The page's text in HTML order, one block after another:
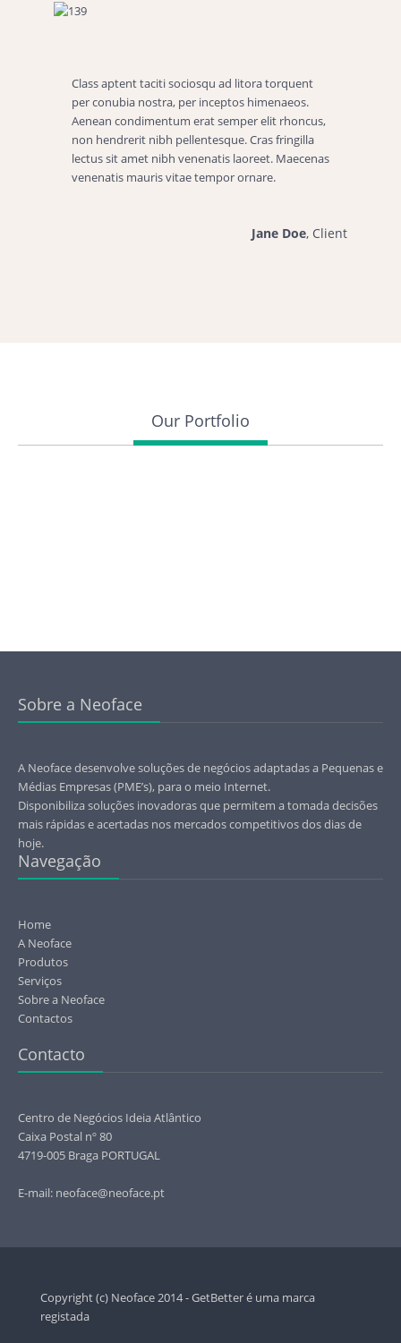
Class aptent taciti sociosqu ad litora torquent
per conubia nostra, per inceptos himenaeos.
Aenean condimentum erat semper elit rhoncus,
non hendrerit nibh pellentesque. Cras fringilla
lectus sit amet nibh venenatis laoreet. Maecenas
venenatis mauris vitae tempor ornare.
Jane Doe, Client
Our Portfolio
Sobre a Neoface
A Neoface desenvolve soluções de negócios adaptadas a Pequenas e
Médias Empresas (PME’s), para o meio Internet.
Disponibiliza soluções inovadoras que permitem a tomada decisões
mais rápidas e acertadas nos mercados competitivos dos dias de
hoje.
Navegação
Home
A Neoface
Produtos
Serviços
Sobre a Neoface
Contactos
Contacto
Centro de Negócios Ideia Atlântico
Caixa Postal nº 80
4719-005 Braga PORTUGAL
E-mail: neoface@neoface.pt
Copyright (c) Neoface 2014 - GetBetter é uma marca
registada